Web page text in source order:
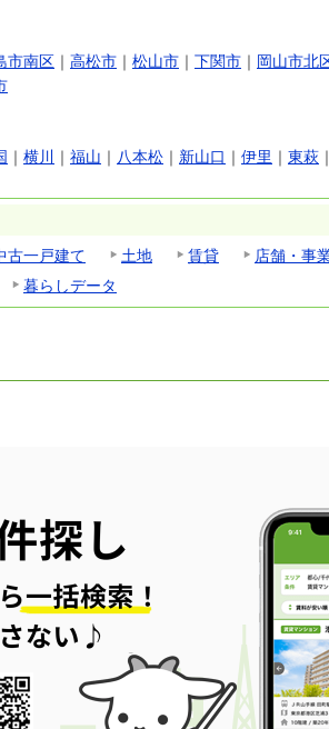
市南区 ｜ 高松市 ｜ 松山市 ｜ 下関市 ｜ 岡山市北
｜ 横川 ｜ 福山 ｜ 八本松 ｜ 新山口 ｜ 伊里 ｜ 東萩 ｜
古一戸建て 土地 賃貸 店舗・事
暮らしデータ